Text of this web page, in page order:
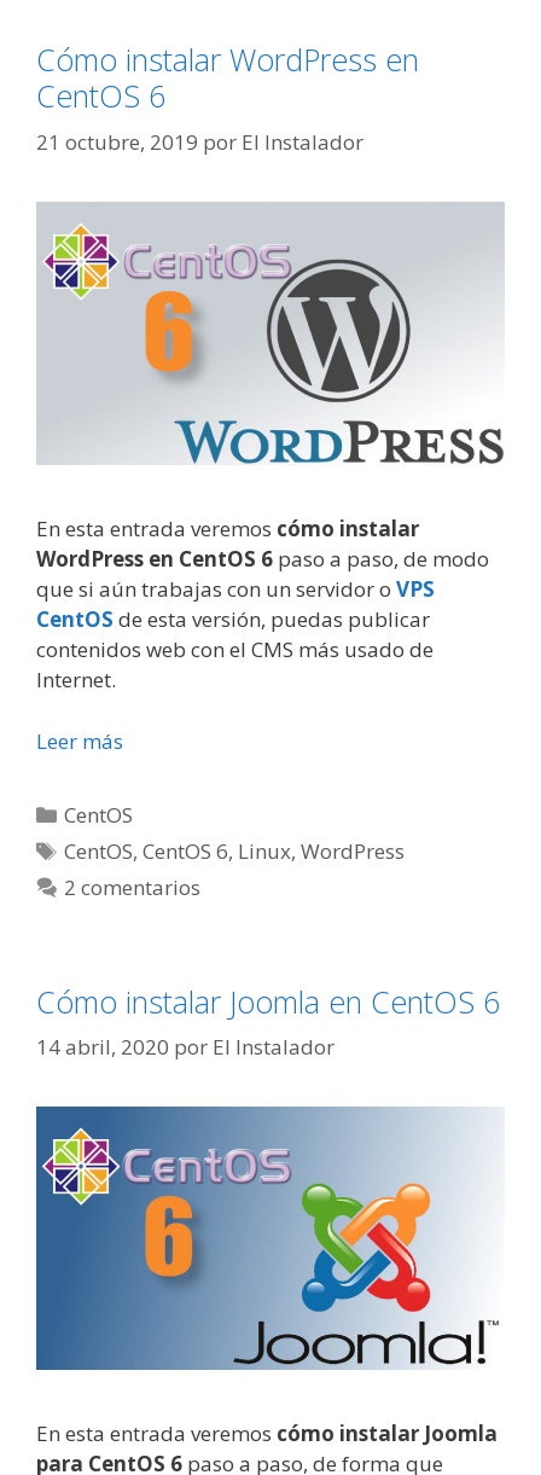
Cómo instalar WordPress en
CentOS 6
21 octubre, 2019 por El Instalador
En esta entrada veremos cómo instalar
WordPress en CentOS 6 paso a paso, de modo
que si aún trabajas con un servidor o VPS
CentOS de esta versión, puedas publicar
contenidos web con el CMS más usado de
Internet.
Leer más
Categorías
CentOS
Etiquetas
CentOS,CentOS 6, Linux,WordPress
2 comentarios
Cómo instalar Joomla en CentOS 6
14 abril, 2020 por El Instalador
En esta entrada veremos cómo instalar Joomla
para CentOS 6 paso a paso, de forma que